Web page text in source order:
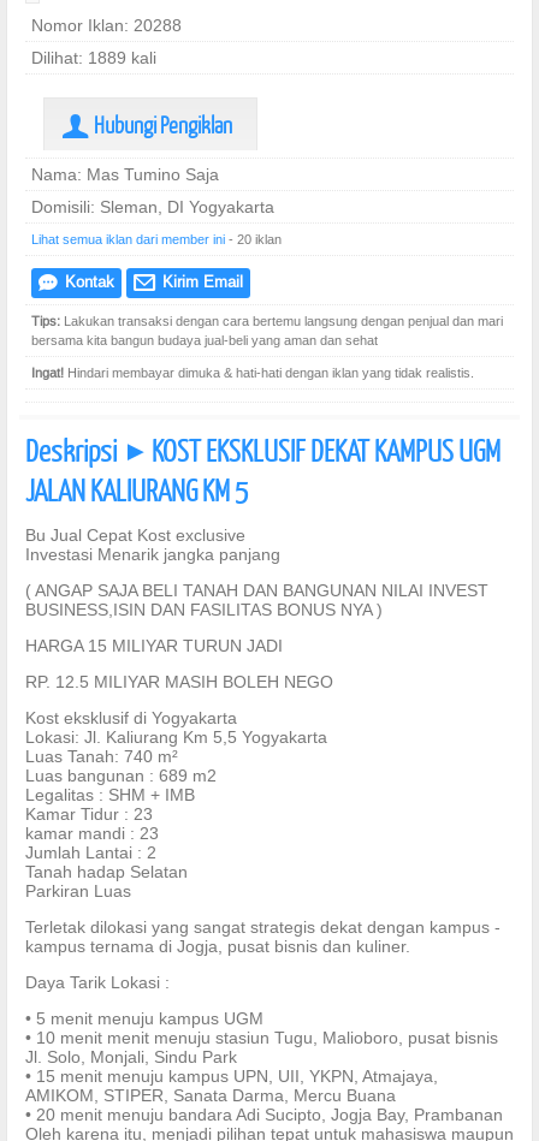
Nomor Iklan: 20288
Dilihat: 1889 kali
U Hubungi Pengiklan
Nama: Mas Tumino Saja
Domisili: Sleman, DI Yogyakarta
Lihat semua iklan dari member ini - 20 iklan
e Kontak @ Kirim Email
Tips: Lakukan transaksi dengan cara bertemu langsung dengan penjual dan mari
bersama kita bangun budaya jual-beli yang aman dan sehat
Ingat! Hindari membayar dimuka & hati-hati dengan iklan yang tidak realistis.
Deskripsi ] KOST EKSKLUSIF DEKAT KAMPUS UGM
JALAN KALIURANG KM 5
Bu Jual Cepat Kost exclusive
Investasi Menarik jangka panjang
( ANGAP SAJA BELI TANAH DAN BANGUNAN NILAI INVEST
BUSINESS,ISIN DAN FASILITAS BONUS NYA )
HARGA 15 MILIYAR TURUN JADI
RP. 12.5 MILIYAR MASIH BOLEH NEGO
Kost eksklusif di Yogyakarta
Lokasi: Jl. Kaliurang Km 5,5 Yogyakarta
Luas Tanah: 740 m²
Luas bangunan : 689 m2
Legalitas : SHM + IMB
Kamar Tidur : 23
kamar mandi : 23
Jumlah Lantai : 2
Tanah hadap Selatan
Parkiran Luas
Terletak dilokasi yang sangat strategis dekat dengan kampus -
kampus ternama di Jogja, pusat bisnis dan kuliner.
Daya Tarik Lokasi :
• 5 menit menuju kampus UGM
• 10 menit menit menuju stasiun Tugu, Malioboro, pusat bisnis
Jl. Solo, Monjali, Sindu Park
• 15 menit menuju kampus UPN, UII, YKPN, Atmajaya,
AMIKOM, STIPER, Sanata Darma, Mercu Buana
• 20 menit menuju bandara Adi Sucipto, Jogja Bay, Prambanan
Oleh karena itu, menjadi pilihan tepat untuk mahasiswa maupun